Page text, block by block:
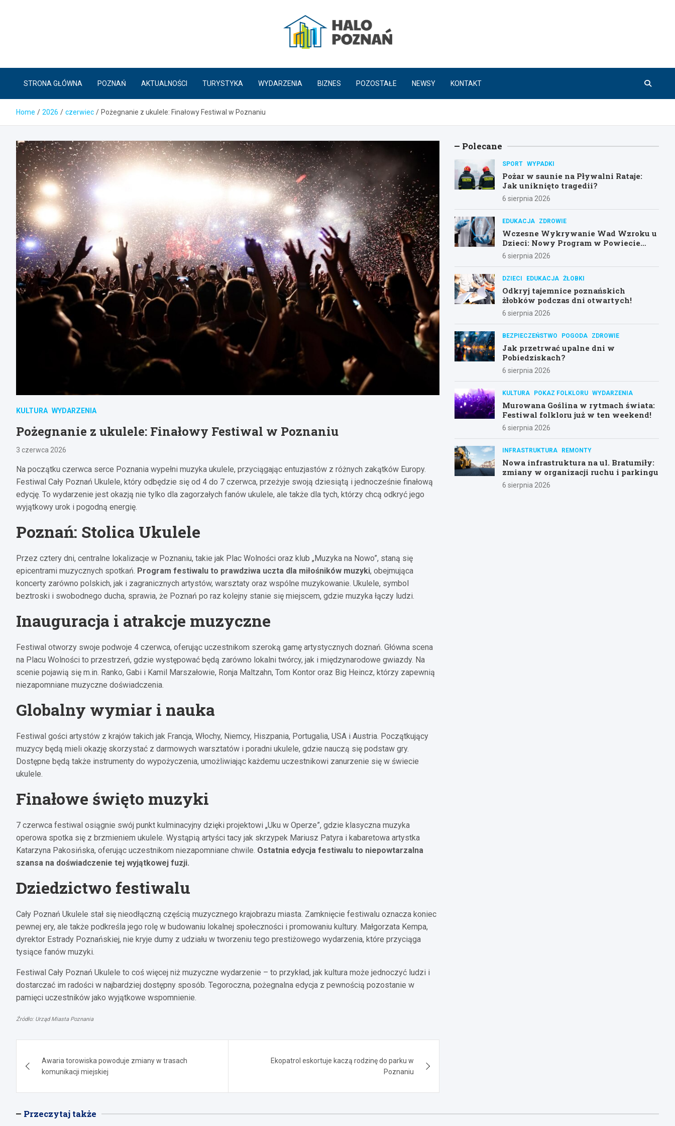
HaloPoznań.pl
STRONA GŁÓWNA POZNAŃ AKTUALNOŚCI TURYSTYKA WYDARZENIA BIZNES POZOSTAŁE NEWSY KONTAKT
Home 2026 czerwiec Pożegnanie z ukulele: Finałowy Festiwal w Poznaniu
KULTURA WYDARZENIA
Pożegnanie z ukulele: Finałowy Festiwal w Poznaniu
3 czerwca 2026
Na początku czerwca serce Poznania wypełni muzyka ukulele, przyciągając entuzjastów z różnych zakątków Europy.
Festiwal Cały Poznań Ukulele, który odbędzie się od 4 do 7 czerwca, przeżyje swoją dziesiątą i jednocześnie finałową
edycję. To wydarzenie jest okazją nie tylko dla zagorzałych fanów ukulele, ale także dla tych, którzy chcą odkryć jego
wyjątkowy urok i pogodną energię.
Poznań: Stolica Ukulele
Przez cztery dni, centralne lokalizacje w Poznaniu, takie jak Plac Wolności oraz klub „Muzyka na Nowo”, staną się
epicentrami muzycznych spotkań. Program festiwalu to prawdziwa uczta dla miłośników muzyki, obejmująca
koncerty zarówno polskich, jak i zagranicznych artystów, warsztaty oraz wspólne muzykowanie. Ukulele, symbol
beztroski i swobodnego ducha, sprawia, że Poznań po raz kolejny stanie się miejscem, gdzie muzyka łączy ludzi.
Inauguracja i atrakcje muzyczne
Festiwal otworzy swoje podwoje 4 czerwca, oferując uczestnikom szeroką gamę artystycznych doznań. Główna scena
na Placu Wolności to przestrzeń, gdzie występować będą zarówno lokalni twórcy, jak i międzynarodowe gwiazdy. Na
scenie pojawią się m.in. Ranko, Gabi i Kamil Marszałowie, Ronja Maltzahn, Tom Kontor oraz Big Heincz, którzy zapewnią
niezapomniane muzyczne doświadczenia.
Globalny wymiar i nauka
Festiwal gości artystów z krajów takich jak Francja, Włochy, Niemcy, Hiszpania, Portugalia, USA i Austria. Początkujący
muzycy będą mieli okazję skorzystać z darmowych warsztatów i poradni ukulele, gdzie nauczą się podstaw gry.
Dostępne będą także instrumenty do wypożyczenia, umożliwiając każdemu uczestnikowi zanurzenie się w świecie
ukulele.
Finałowe święto muzyki
7 czerwca festiwal osiągnie swój punkt kulminacyjny dzięki projektowi „Uku w Operze”, gdzie klasyczna muzyka
operowa spotka się z brzmieniem ukulele. Wystąpią artyści tacy jak skrzypek Mariusz Patyra i kabaretowa artystka
Katarzyna Pakosińska, oferując uczestnikom niezapomniane chwile. Ostatnia edycja festiwalu to niepowtarzalna
szansa na doświadczenie tej wyjątkowej fuzji.
Dziedzictwo festiwalu
Cały Poznań Ukulele stał się nieodłączną częścią muzycznego krajobrazu miasta. Zamknięcie festiwalu oznacza koniec
pewnej ery, ale także podkreśla jego rolę w budowaniu lokalnej społeczności i promowaniu kultury. Małgorzata Kempa,
dyrektor Estrady Poznańskiej, nie kryje dumy z udziału w tworzeniu tego prestiżowego wydarzenia, które przyciąga
tysiące fanów muzyki.
Festiwal Cały Poznań Ukulele to coś więcej niż muzyczne wydarzenie – to przykład, jak kultura może jednoczyć ludzi i
dostarczać im radości w najbardziej dostępny sposób. Tegoroczna, pożegnalna edycja z pewnością pozostanie w
pamięci uczestników jako wyjątkowe wspomnienie.
Źródło: Urząd Miasta Poznania
wpisu
Awaria torowiska powoduje zmiany w trasach
komunikacji miejskiej
Ekopatrol eskortuje kaczą rodzinę do parku w
Poznaniu
Polecane
SPORT WYPADKI
Pożar w saunie na Pływalni Rataje:
Jak uniknięto tragedii?
6 sierpnia 2026
EDUKACJA ZDROWIE
Wczesne Wykrywanie Wad Wzroku u
Dzieci: Nowy Program w Powiecie
Poznańskim
6 sierpnia 2026
DZIECI EDUKACJA ŻŁOBKI
Odkryj tajemnice poznańskich
żłobków podczas dni otwartych!
6 sierpnia 2026
BEZPIECZEŃSTWO POGODA ZDROWIE
Jak przetrwać upalne dni w
Pobiedziskach?
6 sierpnia 2026
KULTURA POKAZ FOLKLORU WYDARZENIA
Murowana Goślina w rytmach świata:
Festiwal folkloru już w ten weekend!
6 sierpnia 2026
INFRASTRUKTURA REMONTY
Nowa infrastruktura na ul. Bratumiły:
zmiany w organizacji ruchu i parkingu
6 sierpnia 2026
Przeczytaj także